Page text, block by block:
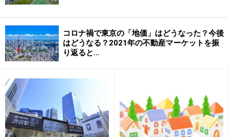
狭い敷地を自動車1台分のコインパーキングとして活用
していたオーナー。「1台分でもありがたいお小遣いで
はあるが、もう少し、プラスアルファが欲しいな……」と
のご希望でした。そこで、現地を見ると敷地にはまだ余
ほどの広さは無いんです」と、オーナーは渋い顔です。
自動車ならば確かにそうなのですが、オーナーはバイク
のことを忘れていました。そこで周辺ニーズを調査の
コロナ禍で東京の「地価」はどうなった？今後
はどうなる？2021年の不動産マーケットを振
り返ると…